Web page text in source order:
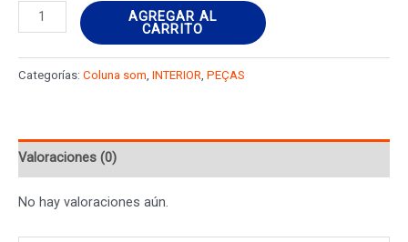
Colunas
De
Som
RENAULT
(BH_)
12
cantidad
AGREGAR AL
CARRITO
Categorías: Coluna som INTERIOR PEÇAS
Valoraciones (0)
No hay valoraciones aún.